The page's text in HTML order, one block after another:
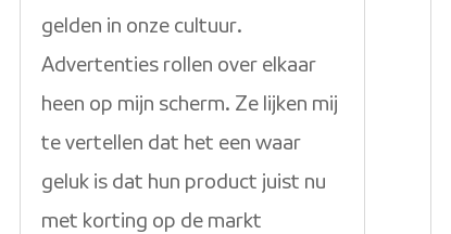
gelden in onze cultuur.
Advertenties rollen over elkaar
heen op mijn scherm. Ze lijken mij
te vertellen dat het een waar
geluk is dat hun product juist nu
met korting op de markt